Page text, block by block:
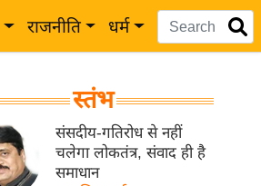
राजनीति धर्म
स्तंभ
संसदीय-गतिरोध से नहीं
चलेगा लोकतंत्र, संवाद ही है
समाधान